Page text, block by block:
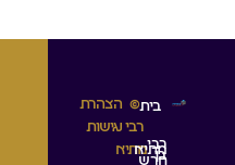
בית
רבי
מתיא
בן
חרש
©
רבי
מתיא
הצהרת
נגישות